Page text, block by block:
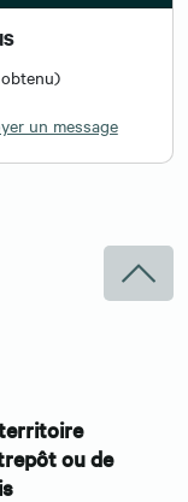
un message
ou de